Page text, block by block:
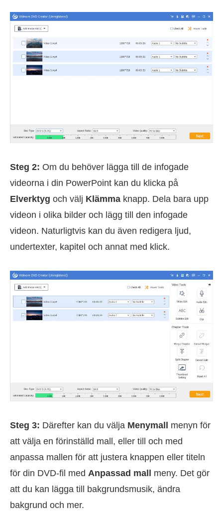
Steg 2: Om du behöver lägga till de infogade
videorna i din PowerPoint kan du klicka på
Elverktyg och välj Klämma knapp. Dela bara upp
videon i olika bilder och lägg till den infogade
videon. Naturligtvis kan du även redigera ljud,
undertexter, kapitel och annat med klick.
Steg 3: Därefter kan du välja Menymall menyn för
att välja en förinställd mall, eller till och med
anpassa mallen för att justera knappen eller titeln
för din DVD-fil med Anpassad mall meny. Det gör
att du kan lägga till bakgrundsmusik, ändra
bakgrund och mer.